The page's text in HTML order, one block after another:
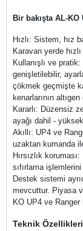
Bir bakışta AL-KO
Hızlı: Sistem, hız
Karavan yerde
Kullanışlı ve
genişletilebilir,
çökmek geçmişte
kenarlarının
Kararlı: Düzensiz
ayağı dahil -
Akıllı: UP4 ve
uzaktan kumanda
Hırsızlık
sıfırlama işlemlerini
Destek sistemi
mevcuttur. Piyasa
KO UP4 ve
Teknik